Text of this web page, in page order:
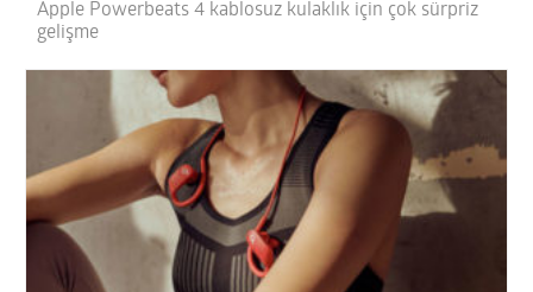
Apple Powerbeats 4 kablosuz kulaklık için çok sürpriz
gelişme